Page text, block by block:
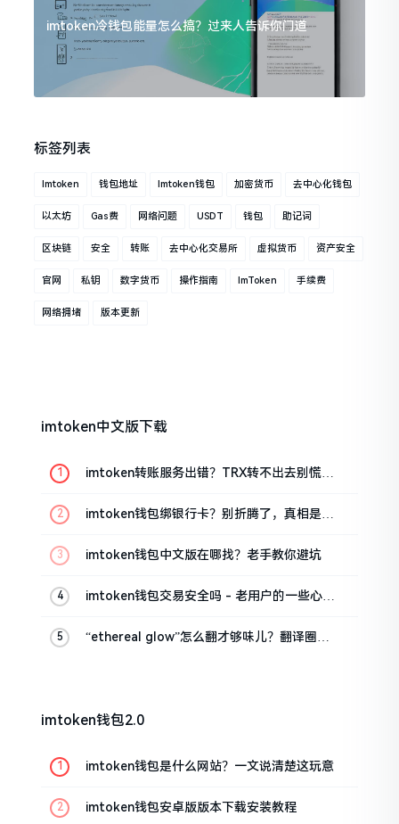
imtoken冷钱包能量怎么搞？过来人告诉你门道
标签列表
Imtoken 钱包地址 Imtoken钱包 加密货币 去中心化钱包
以太坊 Gas费 网络问题 USDT 钱包 助记词
区块链 安全 转账 去中心化交易所 虚拟货币 资产安全
官网 私钥 数字货币 操作指南 ImToken 手续费
网络拥堵 版本更新
imtoken中文版下载
imtoken转账服务出错？TRX转不出去别慌，
imtoken钱包绑银行卡？别折腾了，真相是这
imtoken钱包中文版在哪找？老手教你避坑
imtoken钱包交易安全吗 - 老用户的一些心里
“ethereal glow”怎么翻才够味儿？翻译圈老
imtoken钱包2.0
imtoken钱包是什么网站？一文说清楚这玩意
imtoken钱包安卓版版本下载安装教程